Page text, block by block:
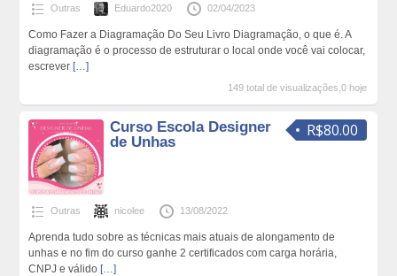
Outras Eduardo2020 02/04/2023
Como Fazer a Diagramação Do Seu Livro Diagramação, o que é. A
diagramação é o processo de estruturar o local onde você vai colocar,
escrever […]
149 total de visualizações,0 hoje
R$80.00
Curso Escola Designer
de Unhas
Outras nicolee 13/08/2022
Aprenda tudo sobre as técnicas mais atuais de alongamento de
unhas e no fim do curso ganhe 2 certificados com carga horária,
CNPJ e válido […]